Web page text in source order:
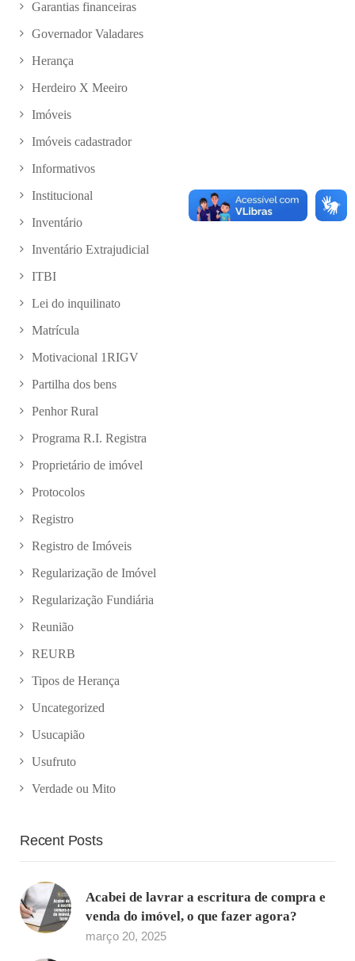
Garantias financeiras
Governador Valadares
Herança
Herdeiro X Meeiro
Imóveis
Imóveis cadastrador
Informativos
Institucional
Inventário
Inventário Extrajudicial
ITBI
Lei do inquilinato
Matrícula
Motivacional 1RIGV
Partilha dos bens
Penhor Rural
Programa R.I. Registra
Proprietário de imóvel
Protocolos
Registro
Registro de Imóveis
Regularização de Imóvel
Regularização Fundiária
Reunião
REURB
Tipos de Herança
Uncategorized
Usucapião
Usufruto
Verdade ou Mito
Recent Posts
Acabei de lavrar a escritura de compra e
venda do imóvel, o que fazer agora?
março 20, 2025